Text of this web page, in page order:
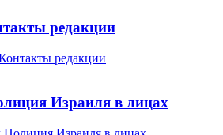
редакции
Израиля в лицах